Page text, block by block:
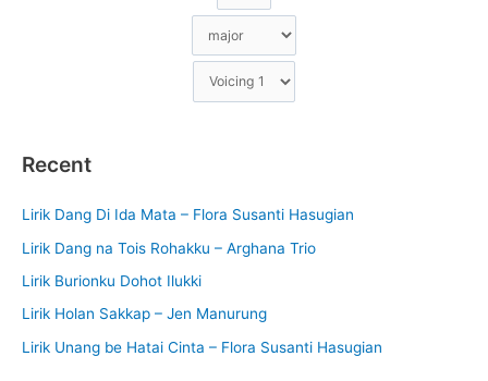
Recent
Lirik Dang Di Ida Mata – Flora Susanti Hasugian
Lirik Dang na Tois Rohakku – Arghana Trio
Lirik Burionku Dohot Ilukki
Lirik Holan Sakkap – Jen Manurung
Lirik Unang be Hatai Cinta – Flora Susanti Hasugian